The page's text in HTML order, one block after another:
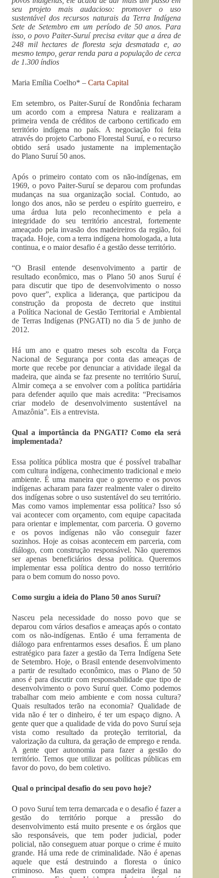
seu projeto mais audacioso: promover o uso
sustentável dos recursos naturais da Terra Indígena
Sete de Setembro em um período de 50 anos. Para
isso, o povo Paiter-Suruí precisa evitar que a área de
248 mil hectares de floresta seja desmatada e, ao
mesmo tempo, gerar renda para a população de cerca
de 1.300 índios
Maria Emília Coelho* – Carta Capital
Em setembro, os Paiter-Suruí de Rondônia fecharam
um acordo com a empresa Natura e realizaram a
primeira venda de créditos de carbono certificado em
território indígena no país. A negociação foi feita
através do projeto Carbono Florestal Suruí, e o recurso
obtido será usado justamente na implementação
do Plano Suruí 50 anos.
Após o primeiro contato com os não-indígenas, em
1969, o povo Paiter-Suruí se deparou com profundas
mudanças na sua organização social. Contudo, ao
longo dos anos, não se perdeu o espírito guerreiro, e
uma árdua luta pelo reconhecimento e pela a
integridade do seu território ancestral, fortemente
ameaçado pela invasão dos madeireiros da região, foi
traçada. Hoje, com a terra indígena homologada, a luta
continua, e o maior desafio é a gestão desse território.
“O Brasil entende desenvolvimento a partir de
resultado econômico, mas o Plano 50 anos Suruí é
para discutir que tipo de desenvolvimento o nosso
povo quer”, explica a liderança, que participou da
construção da proposta de decreto que institui
a Política Nacional de Gestão Territorial e Ambiental
de Terras Indígenas (PNGATI) no dia 5 de junho de
2012.
Há um ano e quatro meses sob escolta da Força
Nacional de Segurança por conta das ameaças de
morte que recebe por denunciar a atividade ilegal da
madeira, que ainda se faz presente no território Suruí,
Almir começa a se envolver com a política partidária
para defender aquilo que mais acredita: “Precisamos
criar modelo de desenvolvimento sustentável na
Amazônia”. Eis a entrevista.
Qual a importância da PNGATI? Como ela será
implementada?
Essa política pública mostra que é possível trabalhar
com cultura indígena, conhecimento tradicional e meio
ambiente. É uma maneira que o governo e os povos
indígenas acharam para fazer realmente valer o direito
dos indígenas sobre o uso sustentável do seu território.
Mas como vamos implementar essa política? Isso só
vai acontecer com orçamento, com equipe capacitada
para orientar e implementar, com parceria. O governo
e os povos indígenas não vão conseguir fazer
sozinhos. Hoje as coisas acontecem em parceria, com
diálogo, com construção responsável. Não queremos
ser apenas beneficiários dessa política. Queremos
implementar essa política dentro do nosso território
para o bem comum do nosso povo.
Como surgiu a ideia do Plano 50 anos Suruí?
Nasceu pela necessidade do nosso povo que se
deparou com vários desafios e ameaças após o contato
com os não-indígenas. Então é uma ferramenta de
diálogo para enfrentarmos esses desafios. É um plano
estratégico para fazer a gestão da Terra Indígena Sete
de Setembro. Hoje, o Brasil entende desenvolvimento
a partir de resultado econômico, mas o Plano de 50
anos é para discutir com responsabilidade que tipo de
desenvolvimento o povo Suruí quer. Como podemos
trabalhar com meio ambiente e com nossa cultura?
Quais resultados terão na economia? Qualidade de
vida não é ter o dinheiro, é ter um espaço digno. A
gente quer que a qualidade de vida do povo Suruí seja
vista como resultado da proteção territorial, da
valorização da cultura, da geração de emprego e renda.
A gente quer autonomia para fazer a gestão do
território. Temos que utilizar as políticas públicas em
favor do povo, do bem coletivo.
Qual o principal desafio do seu povo hoje?
O povo Suruí tem terra demarcada e o desafio é fazer a
gestão do território porque a pressão do
desenvolvimento está muito presente e os órgãos que
são responsáveis, que tem poder judicial, poder
policial, não conseguem atuar porque o crime é muito
grande. Há uma rede de criminalidade. Não é apenas
aquele que está destruindo a floresta o único
criminoso. Mas quem compra madeira ilegal na